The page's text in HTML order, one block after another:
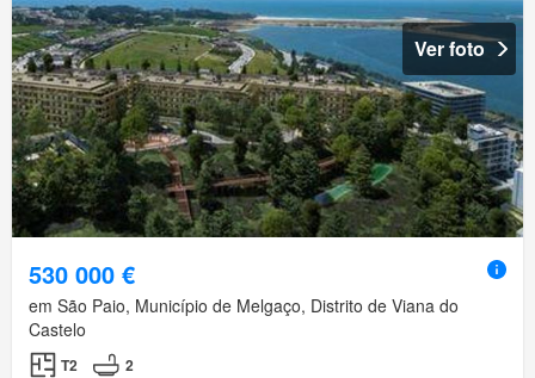
Ver foto
530 000 €
em São Paio, Município de Melgaço, Distrito de Viana do
Castelo
T2 2